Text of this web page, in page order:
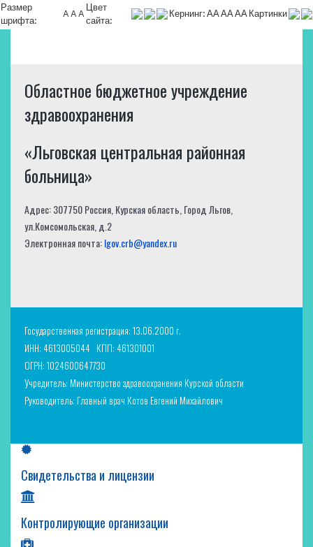
Размер
шрифта:
A A A
Цвет
сайта:
Кернинг: АААААА Картинки
Областное бюджетное учреждение
здравоохранения
«Льговская центральная районная
больница»
Адрес: 307750 Россия, Курская область, Город Льгов,
ул.Комсомольская, д.2
Электронная почта:lgov.crb@yandex.ru
Государственная регистрация: 13.06.2000 г.
ИНН: 4613005044 КПП: 461301001
ОГРН: 1024600647730
Учредитель: Министерство здравоохранения Курской области
Руководитель: Главный врач Котов Евгений Михайлович
Свидетельства и лицензии
Контролирующие организации